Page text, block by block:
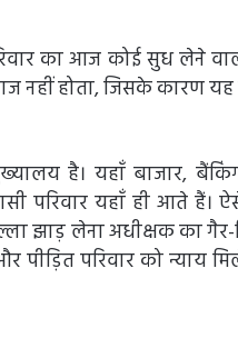
का आज कोई सुध लेने
नहीं होता, जिसके कारण यह
है। यहाँ बाजार,
परिवार यहाँ ही आते हैं।
झाड़ लेना अधीक्षक का
पीड़ित परिवार को न्याय